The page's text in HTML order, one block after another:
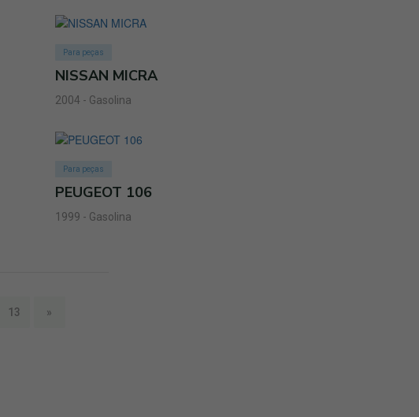
Para peças
NISSAN MICRA
2004 - Gasolina
Para peças
PEUGEOT 106
1999 - Gasolina
13 »